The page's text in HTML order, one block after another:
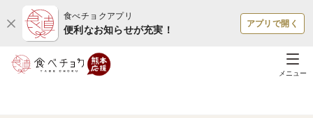
食べチョクアプリ
便利なお知らせが充実！
アプリで開く
メニュー